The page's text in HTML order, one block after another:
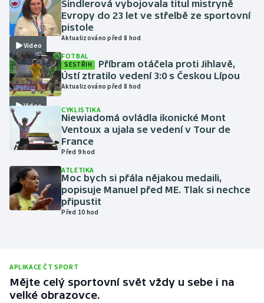
Krasobruslení
Lezení
Lyže a snowboard
Moderní pětiboj
Motorsport
Olympijské hry
Parasport
Plavání
Ragby
Rychlobruslení
Video
Šindlerová vybojovala titul mistryně
Evropy do 23 let ve střelbě ze sportovní
pistole
Aktualizováno před 8 hod
Video
FOTBAL
SESTŘIH
Příbram otáčela proti Jihlavě,
Ústí ztratilo vedení 3:0 s Českou Lípou
Aktualizováno před 8 hod
CYKLISTIKA
Niewiadomá ovládla ikonické Mont
Ventoux a ujala se vedení v Tour de
France
Před 9 hod
ATLETIKA
Moc bych si přála nějakou medaili,
popisuje Manuel před ME. Tlak si nechce
připustit
Před 10 hod
APLIKACE ČT SPORT
Mějte celý sportovní svět vždy u sebe i na
velké obrazovce.